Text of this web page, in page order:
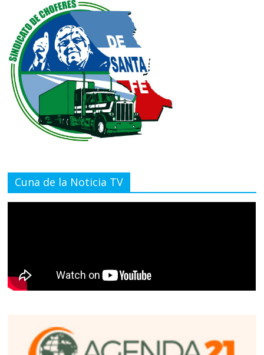
Cuna de la Noticia TV